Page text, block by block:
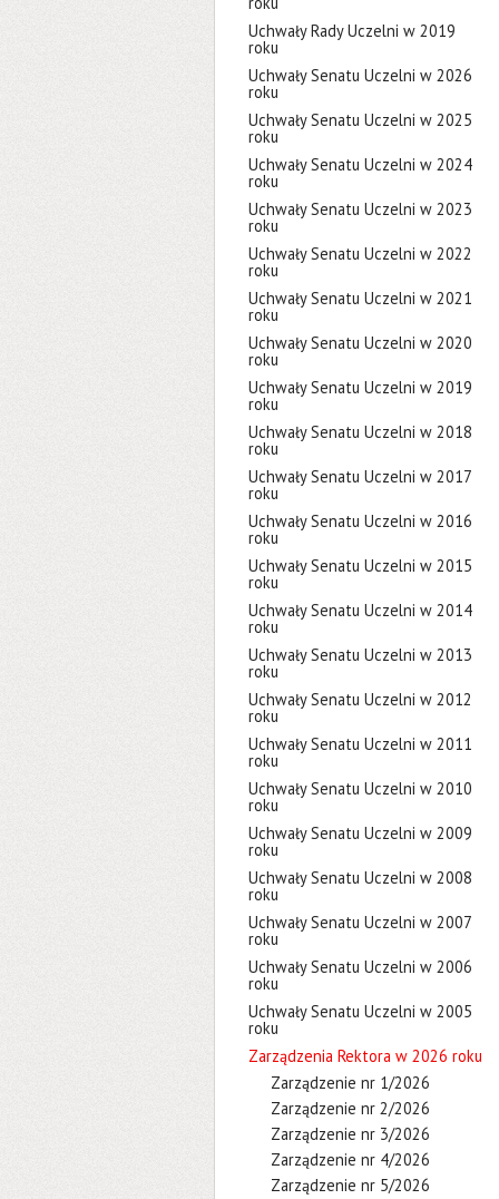
Uchwały Rady Uczelni w 2019
roku
Uchwały Senatu Uczelni w 2026
roku
Uchwały Senatu Uczelni w 2025
roku
Uchwały Senatu Uczelni w 2024
roku
Uchwały Senatu Uczelni w 2023
roku
Uchwały Senatu Uczelni w 2022
roku
Uchwały Senatu Uczelni w 2021
roku
Uchwały Senatu Uczelni w 2020
roku
Uchwały Senatu Uczelni w 2019
roku
Uchwały Senatu Uczelni w 2018
roku
Uchwały Senatu Uczelni w 2017
roku
Uchwały Senatu Uczelni w 2016
roku
Uchwały Senatu Uczelni w 2015
roku
Uchwały Senatu Uczelni w 2014
roku
Uchwały Senatu Uczelni w 2013
roku
Uchwały Senatu Uczelni w 2012
roku
Uchwały Senatu Uczelni w 2011
roku
Uchwały Senatu Uczelni w 2010
roku
Uchwały Senatu Uczelni w 2009
roku
Uchwały Senatu Uczelni w 2008
roku
Uchwały Senatu Uczelni w 2007
roku
Uchwały Senatu Uczelni w 2006
roku
Uchwały Senatu Uczelni w 2005
roku
Zarządzenia Rektora w 2026 roku
Zarządzenie nr 1/2026
Zarządzenie nr 2/2026
Zarządzenie nr 3/2026
Zarządzenie nr 4/2026
Zarządzenie nr 5/2026